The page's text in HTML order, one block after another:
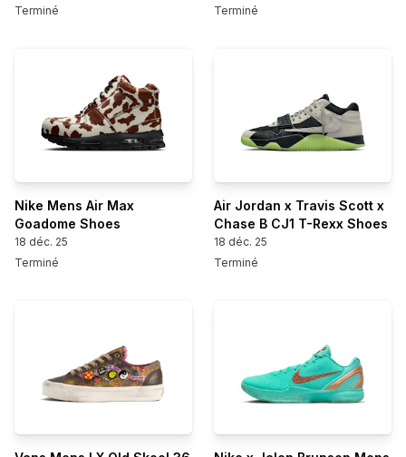
Terminé
Terminé
Nike Mens Air Max
Goadome Shoes
18 déc. 25
Terminé
Air Jordan x Travis Scott x
Chase B CJ1 T-Rexx Shoes
18 déc. 25
Terminé